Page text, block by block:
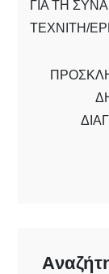
ΓΙΑ ΤΗ
ΤΕΧΝΙΤΗ/